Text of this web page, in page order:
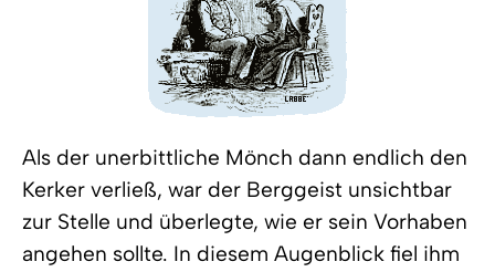
Als der unerbittliche Mönch dann endlich den
Kerker verließ, war der Berggeist unsichtbar
zur Stelle und überlegte, wie er sein Vorhaben
angehen sollte. In diesem Augenblick fiel ihm